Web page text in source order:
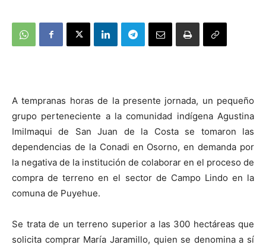
A tempranas horas de la presente jornada, un pequeño
grupo perteneciente a la comunidad indígena Agustina
Imilmaqui de San Juan de la Costa se tomaron las
dependencias de la Conadi en Osorno, en demanda por
la negativa de la institución de colaborar en el proceso de
compra de terreno en el sector de Campo Lindo en la
comuna de Puyehue.
Se trata de un terreno superior a las 300 hectáreas que
solicita comprar María Jaramillo, quien se denomina a sí